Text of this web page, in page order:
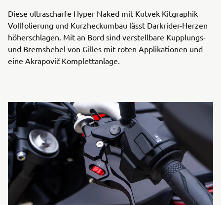
Diese ultrascharfe Hyper Naked mit Kutvek Kitgraphik
Vollfolierung und Kurzheckumbau lässt Darkrider-Herzen
höherschlagen. Mit an Bord sind verstellbare Kupplungs-
und Bremshebel von Gilles mit roten Applikationen und
eine Akrapovič Komplettanlage.